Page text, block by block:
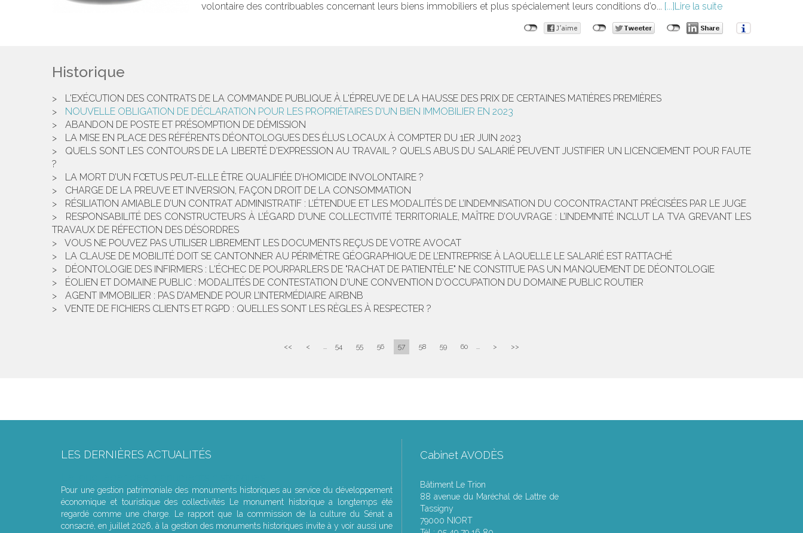
volontaire des contribuables concernant leurs biens immobiliers et plus spécialement leurs conditions d’o...
Lire la suite
Historique
L'EXÉCUTION DES CONTRATS DE LA COMMANDE PUBLIQUE À L'ÉPREUVE DE LA HAUSSE DES PRIX DE CERTAINES MATIÈRES PREMIÈRES
NOUVELLE OBLIGATION DE DÉCLARATION POUR LES PROPRIÉTAIRES D’UN BIEN IMMOBILIER EN 2023
ABANDON DE POSTE ET PRÉSOMPTION DE DÉMISSION
LA MISE EN PLACE DES RÉFÉRENTS DÉONTOLOGUES DES ÉLUS LOCAUX À COMPTER DU 1ER JUIN 2023
QUELS SONT LES CONTOURS DE LA LIBERTÉ D'EXPRESSION AU TRAVAIL ? QUELS ABUS DU SALARIÉ PEUVENT JUSTIFIER UN LICENCIEMENT POUR FAUTE
?
LA MORT D’UN FŒTUS PEUT-ELLE ÊTRE QUALIFIÉE D’HOMICIDE INVOLONTAIRE ?
CHARGE DE LA PREUVE ET INVERSION, FAÇON DROIT DE LA CONSOMMATION
RÉSILIATION AMIABLE D’UN CONTRAT ADMINISTRATIF : L’ÉTENDUE ET LES MODALITÉS DE L’INDEMNISATION DU COCONTRACTANT PRÉCISÉES PAR LE JUGE
RESPONSABILITÉ DES CONSTRUCTEURS À L’ÉGARD D’UNE COLLECTIVITÉ TERRITORIALE, MAÎTRE D’OUVRAGE : L’INDEMNITÉ INCLUT LA TVA GREVANT LES
TRAVAUX DE RÉFECTION DES DÉSORDRES
VOUS NE POUVEZ PAS UTILISER LIBREMENT LES DOCUMENTS REÇUS DE VOTRE AVOCAT
LA CLAUSE DE MOBILITÉ DOIT SE CANTONNER AU PÉRIMÈTRE GÉOGRAPHIQUE DE L’ENTREPRISE À LAQUELLE LE SALARIÉ EST RATTACHÉ
DÉONTOLOGIE DES INFIRMIERS : L'ÉCHEC DE POURPARLERS DE "RACHAT DE PATIENTÈLE" NE CONSTITUE PAS UN MANQUEMENT DE DÉONTOLOGIE
ÉOLIEN ET DOMAINE PUBLIC : MODALITÉS DE CONTESTATION D'UNE CONVENTION D'OCCUPATION DU DOMAINE PUBLIC ROUTIER
AGENT IMMOBILIER : PAS D’AMENDE POUR L’INTERMÉDIAIRE AIRBNB
VENTE DE FICHIERS CLIENTS ET RGPD : QUELLES SONT LES RÈGLES À RESPECTER ?
<< < ... 54 55 56 57 58 59 60 ... > >>
LES DERNIÈRES ACTUALITÉS
Pour une gestion patrimoniale des monuments historiques au service du développement
économique et touristique des collectivités Le monument historique a longtemps été
regardé comme une charge. Le rapport que la commission de la culture du Sénat a
consacré, en juillet 2026, à la gestion des monuments historiques invite à y voir aussi une
Cabinet AVODÈS
Bâtiment Le Trion
88 avenue du Maréchal de Lattre de
Tassigny
79000 NIORT